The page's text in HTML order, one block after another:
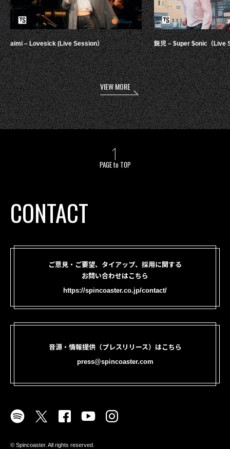
aimi – Lovesick (Live Session） 鋭児 – $uper $onic（Live
VIEW MORE
PAGE to TOP
CONTACT
ご意見・ご要望、タイアップ、採用に関する
お問い合わせはこちら
https://spincoaster.co.jp/contact/
音源・情報提供（プレスリリース）はこちら
press@spincoaster.com
©︎ Spincoaster. All rights reserved.